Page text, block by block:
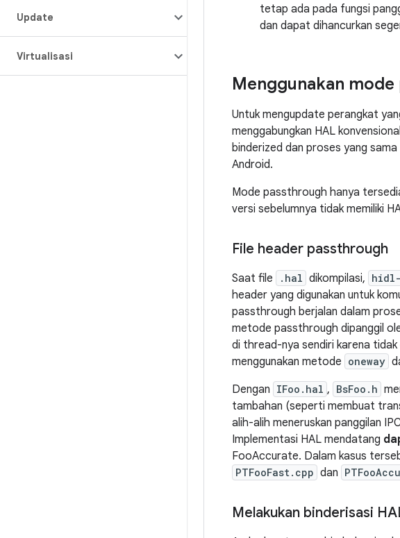
Update
Virtualisasi
tetap ada pada fungsi
dan dapat dihancurkan
Menggunakan
Untuk mengupdate perangkat
menggabungkan HAL
binderized dan proses yang
Android.
Mode passthrough hanya
versi sebelumnya tidak memiliki
File header passthrough
Saat file .hal dikompilasi, hidl-
header yang digunakan untuk
passthrough berjalan dalam
metode passthrough dipanggil
di thread-nya sendiri karena tidak
menggunakan metode oneway
Dengan IFoo.hal , BsFoo.h
tambahan (seperti membuat
alih-alih meneruskan panggilan
Implementasi HAL mendatang
FooAccurate. Dalam kasus
PTFooFast.cpp dan
Melakukan binderisasi